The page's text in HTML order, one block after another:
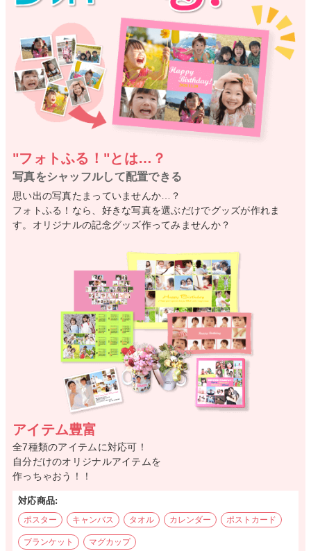
"フォトふる！"とは…？
写真をシャッフルして配置できる
思い出の写真たまっていませんか…？
フォトふる！なら、好きな写真を選ぶだけでグッズが作れま
す。オリジナルの記念グッズ作ってみませんか？
アイテム豊富
全7種類のアイテムに対応可！
自分だけのオリジナルアイテムを
作っちゃおう！！
対応商品:
ポスター キャンバス タオル カレンダー ポストカード
ブランケット マグカップ